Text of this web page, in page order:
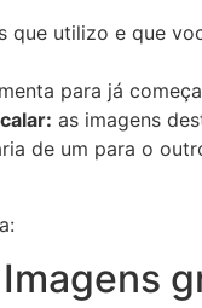
que utilizo e que
para já
as imagens
de um para o